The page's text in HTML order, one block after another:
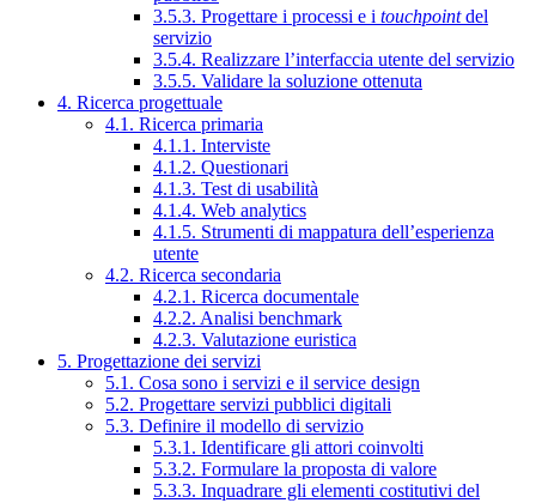
3.5.3. Progettare i processi e i touchpointdel
servizio
3.5.4. Realizzare l’interfaccia utente del servizio
3.5.5. Validare la soluzione ottenuta
4. Ricerca progettuale
4.1. Ricerca primaria
4.1.1. Interviste
4.1.2. Questionari
4.1.3. Test di usabilità
4.1.4. Web analytics
4.1.5. Strumenti di mappatura dell’esperienza
utente
4.2. Ricerca secondaria
4.2.1. Ricerca documentale
4.2.2. Analisi benchmark
4.2.3. Valutazione euristica
5. Progettazione dei servizi
5.1. Cosa sono i servizi e il service design
5.2. Progettare servizi pubblici digitali
5.3. Definire il modello di servizio
5.3.1. Identificare gli attori coinvolti
5.3.2. Formulare la proposta di valore
5.3.3. Inquadrare gli elementi costitutivi del